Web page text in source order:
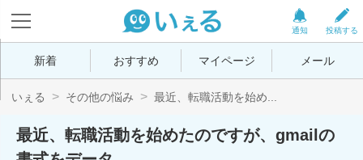
投稿する
通知
新着 おすすめ マイページ メール
いぇる その他の悩み 最近、転職活動を始め...
最近、転職活動を始めたのですが、gmailの